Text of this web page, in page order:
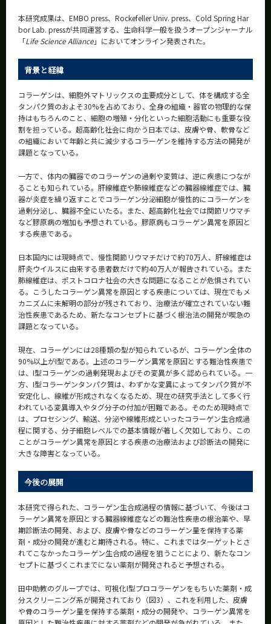
本研究成果は、EMBO press、Rockefeller Univ. press、Cold Spring Har
bor Lab. pressが共同運営する、生命科学一般を扱うオープンジャーナル
「Life Science Alliance」においてオンライン発表された。
背景と経緯
コラーゲンは、細胞外マトリックスの主要成分として、体を構成する全
タンパク質のおよそ30%を占めており、全身の組織・器官の物理的な保
持はもちろんのこと、細胞の増殖・分化といった細胞活動にも重要な役
割を担っている。超高齢化社会に向かう日本では、皮膚や骨、軟骨など
の組織において年齢と共に減少するコラーゲンを維持する方法の開発が
課題となっている。
一方で、体内の臓器でのコラーゲンの過剰や変質は、逆に疾患につなが
ることも知られている。肝線維症や肺線維症などの臓器線維症では、臓
器が炎症を繰り返すことでコラーゲン分泌細胞が慢性的にコラーゲンを
過剰分泌し、臓器不全にいたる。また、超高齢化社会では関節リウマチ
など膠原病の増加も予想されている。膠原病もコラーゲン異常を原因と
する疾患である。
日本国内には現時点で、慢性関節リウマチだけで約70万人、肝線維症は
肝炎ウイルスに由来する患者数だけで約40万人が報告されている。また
肺線維症は、ポストコロナ社会の大きな問題になることが危惧されてい
る。こうしたコラーゲン異常を原因とする疾患については、現在でもメ
カニズムに未解明の部分が残されており、治療法が確立されていない難
治性疾患であるため、新たなコンセプトに基づく根治法の開発が喫急の
課題となっている。
現在、コラーゲンには28種類の型が知られているが、コラーゲン全体の
90%以上がI型である。上述のコラーゲン異常を原因とする難治性疾患で
は、I型コラーゲンの過剰発現およびその変異が多く認められている。一
方、I型コラーゲンタンパク質は、わずかな変異によってタンパク質が不
安定化し、線維が形成されなくなるため、現在の研究手法として多く行
われている変異導入やタグ分子の付加が困難である。そのため現時点で
は、プロセシング、輸送、分泌や線維形成といったコラーゲン生合成過
程に関する、分子細胞レベルでの基本情報が著しく欠如しており、この
ことがコラーゲン異常を原因とする疾患の治療法および診断法の開発に
大きな障害となっている。
今後の展開
本研究で得られた、コラーゲン生合成過程の情報に基づいて、今後はコ
ラーゲン異常を原因とする臓器線維症などの難治性疾患の根治薬や、早
期診断法の開発、および、皮膚や骨などのコラーゲン量を保持する薬
剤・成分の開発が進むと期待される。特に、これまではターゲットとさ
れてこなかったコラーゲン生合成の過程を狙うことにより、新たなコン
セプトに基づくこれまでにない薬剤が開発されると予想される。
田中助教のグループでは、可視化I型プロコラーゲンをもちいた薬剤・成
分スクリーニング系が開発されており（図3）、これを利用した、皮膚
や骨のコラーゲン量を保持する薬剤・成分の開発や、コラーゲン異常を